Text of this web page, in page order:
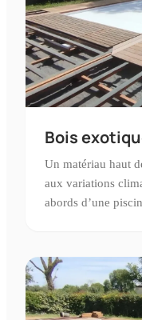
Bois
Un matériau haut
aux variations
abords d’une